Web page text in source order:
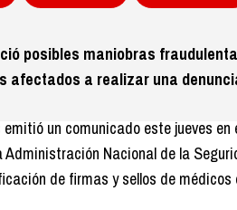
posibles maniobras
afectados a realizar una
un comunicado este jueves
Nacional de la
de firmas y sellos de